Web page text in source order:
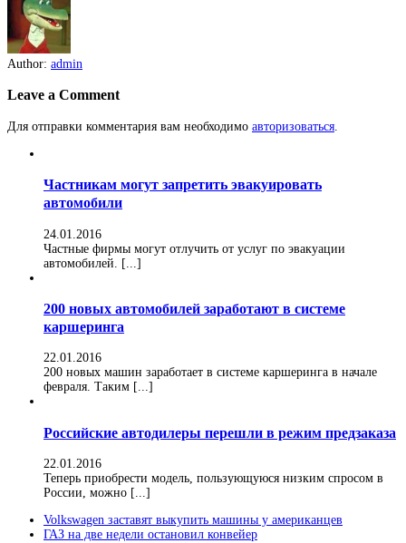
Author: admin
Leave a Comment
Для отправки комментария вам необходимо авторизоваться
Частникам могут запретить эвакуировать
автомобили
24.01.2016
Частные фирмы могут отлучить от услуг по эвакуации
автомобилей. [...]
200 новых автомобилей заработают в системе
каршеринга
22.01.2016
200 новых машин заработает в системе каршеринга в начале
февраля. Таким [...]
Российские автодилеры перешли в режим предзаказа
22.01.2016
Теперь приобрести модель, пользующуюся низким спросом в
России, можно [...]
Volkswagen заставят выкупить машины у американцев
ГАЗ на две недели остановил конвейер